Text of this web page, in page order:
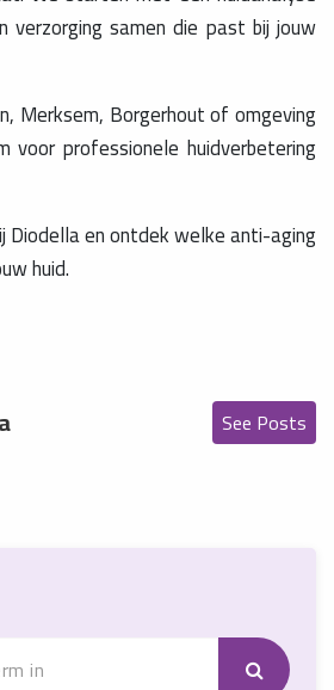
verzorging samen die past bij jouw
Merksem, Borgerhout of omgeving
professionele huidverbetering
Diodella en ontdek welke anti-aging
huid.
See Posts